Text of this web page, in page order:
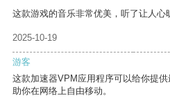
这款游戏的音乐非常优美，听了让人心
2025-10-19
游客
这款加速器VPM应用程序可以给你提
助你在网络上自由移动。